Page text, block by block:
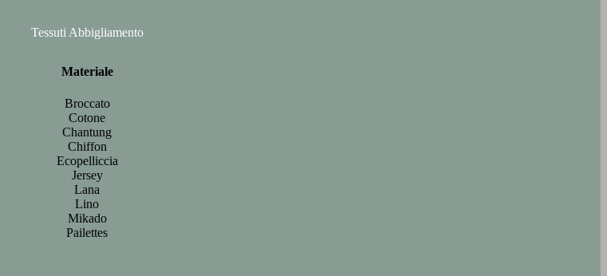
Tessuti Abbigliamento
Materiale
Broccato
Cotone
Chantung
Chiffon
Ecopelliccia
Jersey
Lana
Lino
Mikado
Pailettes